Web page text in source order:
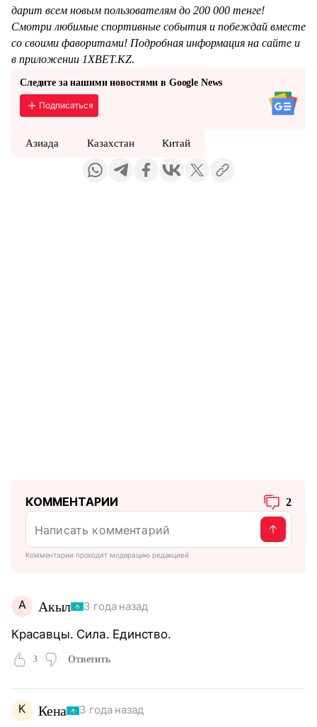
дарит всем новым пользователям до 200 000 тенге!
Смотри любимые спортивные события и побеждай вместе
со своими фаворитами! Подробная информация на сайте и
в приложении 1XBET.KZ.
Следите за нашими новостями в Google News
Подписаться
Азиада Казахстан Китай
КОММЕНТАРИИ 2
Комментарии проходят модерацию редакцией
А Акыл 3 года назад
Красавцы. Сила. Единство.
3 Ответить
К Кена 3 года назад